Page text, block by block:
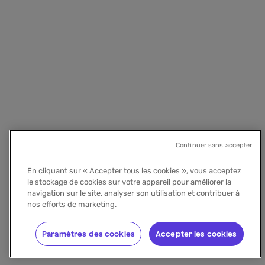
En cliquant sur « Accepter tous les cookies », vous acceptez
le stockage de cookies sur votre appareil pour améliorer la
navigation sur le site, analyser son utilisation et contribuer à
nos efforts de marketing.
Accepter les cookies
Paramètres des cookies
Continuer sans accepter